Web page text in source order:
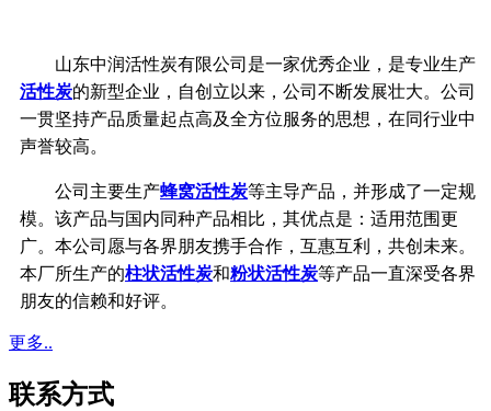
山东中润活性炭有限公司是一家优秀企业，是专业生产
活性炭的新型企业，自创立以来，公司不断发展壮大。公司
一贯坚持产品质量起点高及全方位服务的思想，在同行业中
声誉较高。
公司主要生产蜂窝活性炭等主导产品，并形成了一定规
模。该产品与国内同种产品相比，其优点是：适用范围更
广。本公司愿与各界朋友携手合作，互惠互利，共创未来。
本厂所生产的柱状活性炭和粉状活性炭等产品一直深受各界
朋友的信赖和好评。
更多..
联系方式